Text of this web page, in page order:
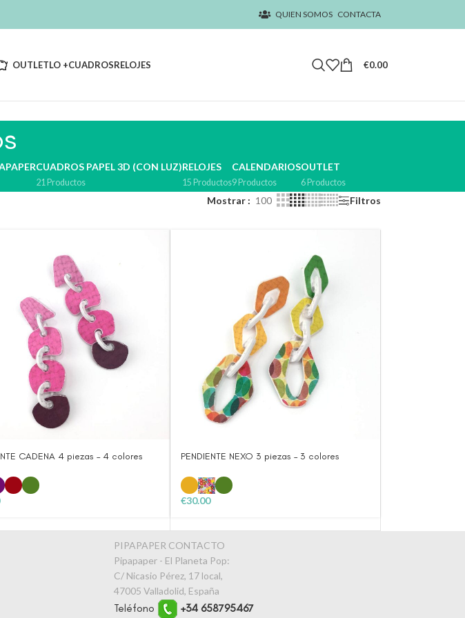
QUIEN SOMOS CONTACTA
OUTLETLO +CUADROSRELOJES €0.00
CUADROS PAPEL 3D (CON LUZ)
21 Productos
RELOJES
15 Productos
CALENDARIOS
9 Productos
OUTLET
6 Productos
Mostrar 100 Filtros
CADENA 4 piezas – 4 colores PENDIENTE NEXO 3 piezas – 3 colores
€30.00
PIPAPAPER CONTACTO
Pipapaper - El Planeta Pop:
C/ Nicasio Pérez, 17 local,
47005 Valladolid, España
Teléfono +34 658795467